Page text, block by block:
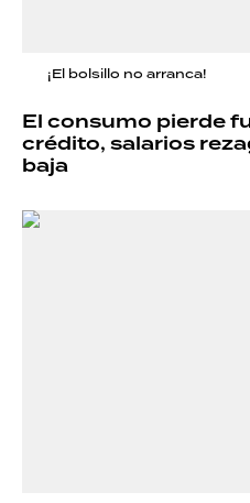
¡El bolsillo no arranca!
El consumo pierde
crédito, salarios
baja